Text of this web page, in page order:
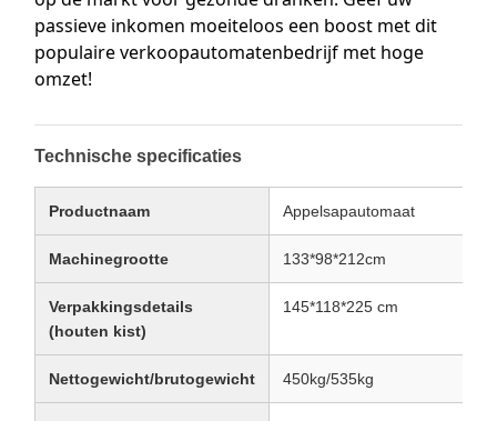
passieve inkomen moeiteloos een boost met dit
populaire verkoopautomatenbedrijf met hoge
omzet!
Technische specificaties
Productnaam Appelsapautomaat
Machinegrootte 133*98*212cm
Verpakkingsdetails
(houten kist)
145*118*225 cm
Nettogewicht/brutogewicht 450kg/535kg